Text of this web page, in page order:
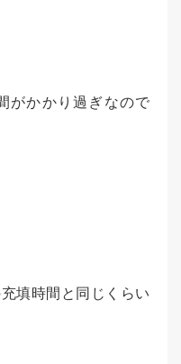
がかかり過ぎなので
填時間と同じくらい